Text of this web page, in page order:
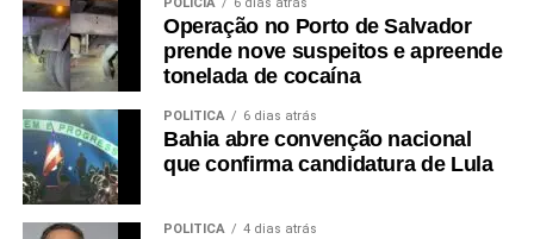
POLÍCIA 6 dias atrás
Operação no Porto de Salvador
prende nove suspeitos e apreende
tonelada de cocaína
POLÍTICA 6 dias atrás
Bahia abre convenção nacional
que confirma candidatura de Lula
POLÍTICA 4 dias atrás